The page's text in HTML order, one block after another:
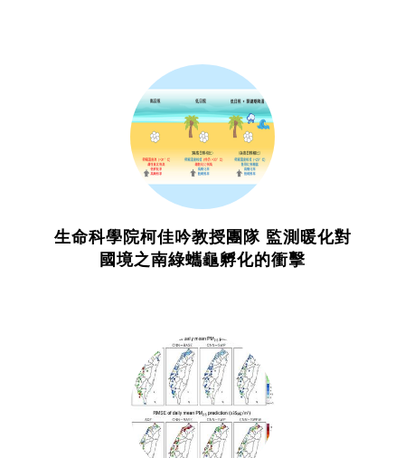
生命科學院柯佳吟教授團隊 監測暖化對
國境之南綠蠵龜孵化的衝擊